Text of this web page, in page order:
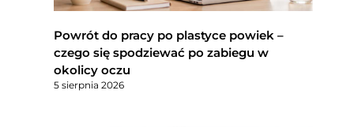
Powrót do pracy po plastyce powiek –
czego się spodziewać po zabiegu w
okolicy oczu
5 sierpnia 2026